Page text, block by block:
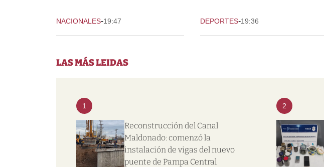
NACIONALES-19:47 DEPORTES-19:36
LAS MÁS LEIDAS
1
Reconstrucción del Canal
Maldonado: comenzó la
instalación de vigas del nuevo
puente de Pampa Central
2